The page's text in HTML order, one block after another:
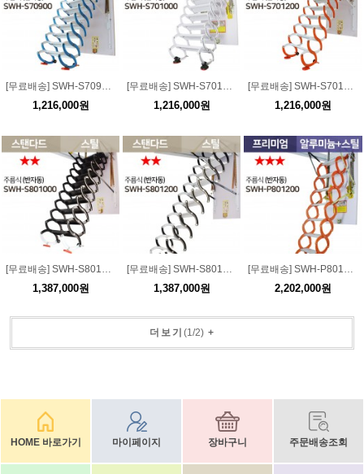
[무료배송] SWH-S70900 스탠다드 스틸 주름식 다락방 사다리(반자동) / 하중 300kg
1,216,000원
[무료배송] SWH-S701000 스탠다드 스틸 주름식 다락방 사다리(반자동) / 하중 300kg
1,216,000원
[무료배송] SWH-S701200 스탠다드 스틸 주름식 다락방 사다리(반자동) / 하중 300kg
1,216,000원
[무료배송] SWH-S801000 스탠다드 스틸 주름식 다락방 사다리(반자동) / 하중 300kg
1,387,000원
[무료배송] SWH-S801200 스탠다드 스틸 주름식 다락방 사다리(반자동) / 하중 300kg
1,387,000원
[무료배송] SWH-P801200 프리미엄 알루미늄+스틸 주름식 다락방 사다리(반자동) / 하중 300kg
2,202,000원
더보기 (1/2)+
HOME 바로가기 마이페이지 장바구니 주문배송조회